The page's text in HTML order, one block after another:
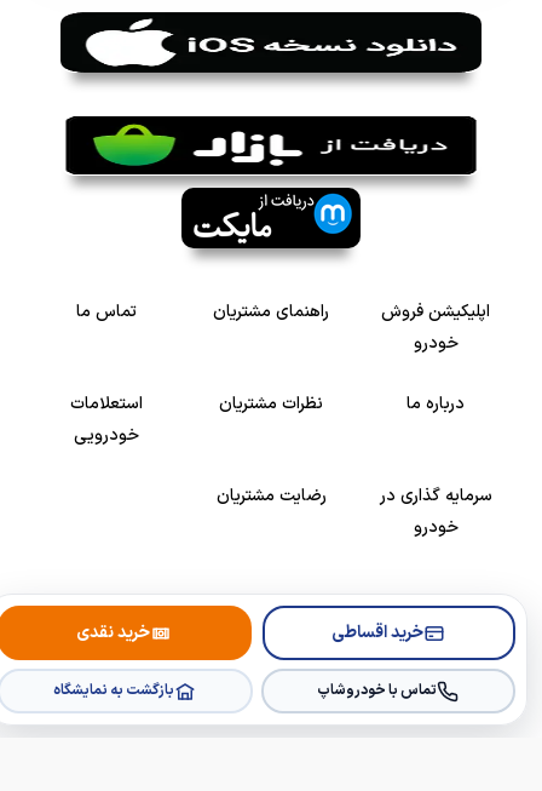
خرید اقساطی خرید نقدی
تماس با خودروشاپ بازگشت به نمایشگاه
اپلیکیشن فروش
خودرو
راهنمای مشتریان تماس ما
درباره ما نظرات مشتریان
استعلامات
خودرویی
سرمایه گذاری در
خودرو
رضایت مشتریان
Copyright © 2005-2026Khodroshop.ir